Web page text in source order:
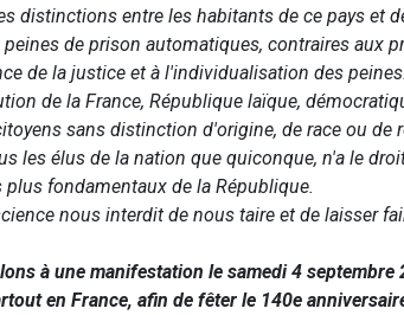
distinctions entre les habitants de ce pays et
de prison automatiques, contraires aux
de la justice et à l'individualisation des peines.
de la France, République laïque,
sans distinction d'origine, de race ou de
les élus de la nation que quiconque, n'a le
plus fondamentaux de la République.
nous interdit de nous taire et de laisser
à une manifestation le samedi 4 septembre
en France, afin de fêter le 140e